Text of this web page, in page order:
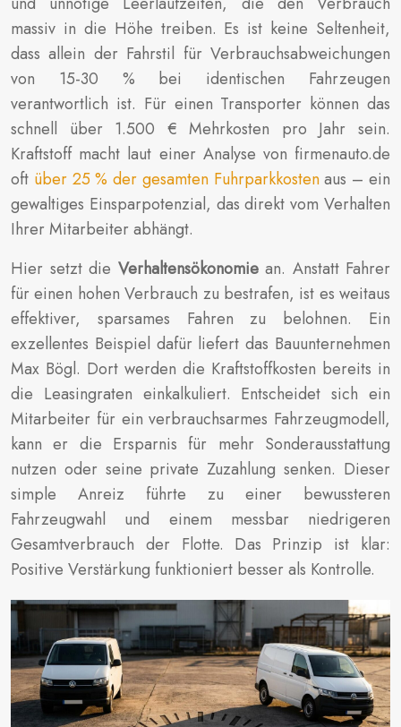
massiv in die Höhe treiben. Es ist keine Seltenheit,
dass allein der Fahrstil für Verbrauchsabweichungen
von 15-30 % bei identischen Fahrzeugen
verantwortlich ist. Für einen Transporter können das
schnell über 1.500 € Mehrkosten pro Jahr sein.
Kraftstoff macht laut einer Analyse von firmenauto.de
oft über 25 % der gesamten Fuhrparkkostenaus – ein
gewaltiges Einsparpotenzial, das direkt vom Verhalten
Ihrer Mitarbeiter abhängt.
Hier setzt die Verhaltensökonomiean. Anstatt Fahrer
für einen hohen Verbrauch zu bestrafen, ist es weitaus
effektiver, sparsames Fahren zu belohnen. Ein
exzellentes Beispiel dafür liefert das Bauunternehmen
Max Bögl. Dort werden die Kraftstoffkosten bereits in
die Leasingraten einkalkuliert. Entscheidet sich ein
Mitarbeiter für ein verbrauchsarmes Fahrzeugmodell,
kann er die Ersparnis für mehr Sonderausstattung
nutzen oder seine private Zuzahlung senken. Dieser
simple Anreiz führte zu einer bewussteren
Fahrzeugwahl und einem messbar niedrigeren
Gesamtverbrauch der Flotte. Das Prinzip ist klar:
Positive Verstärkung funktioniert besser als Kontrolle.